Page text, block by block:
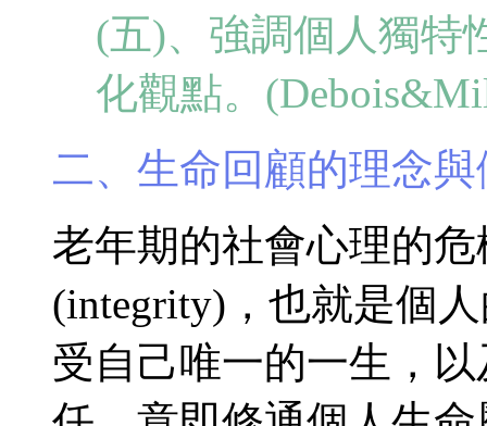
(五)、強調個人獨特
化觀點。
二、生命回顧的理念
老年期的社會心理的
(integrity)，也就是個
受自己唯一的一生，